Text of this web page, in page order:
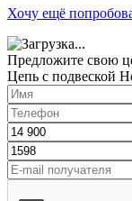
Хочу ещё
Предложите свою
Цепь с подвеской